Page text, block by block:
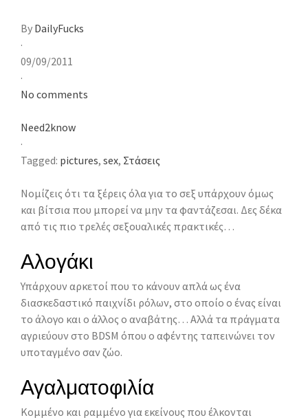
By DailyFucks
·
09/09/2011
·
No comments
Need2know
·
Tagged: pictures, sex, Στάσεις
Νομίζεις ότι τα ξέρεις όλα για το σεξ υπάρχουν όμως
και βίτσια που μπορεί να μην τα φαντάζεσαι. Δες δέκα
από τις πιο τρελές σεξουαλικές πρακτικές…
Αλογάκι
Υπάρχουν αρκετοί που το κάνουν απλά ως ένα
διασκεδαστικό παιχνίδι ρόλων, στο οποίο ο ένας είναι
το άλογο και ο άλλος ο αναβάτης… Αλλά τα πράγματα
αγριεύουν στο BDSM όπου ο αφέντης ταπεινώνει τον
υποταγμένο σαν ζώο.
Αγαλματοφιλία
Κομμένο και ραμμένο για εκείνους που έλκονται